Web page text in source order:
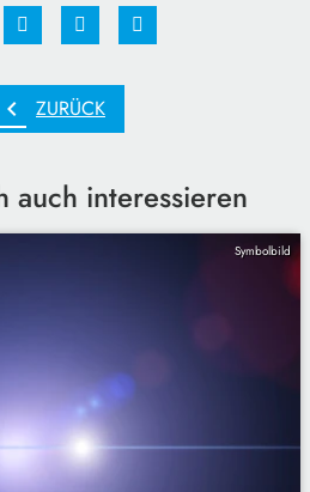
chevron_left ZURÜCK
auch interessieren
Symbolbild